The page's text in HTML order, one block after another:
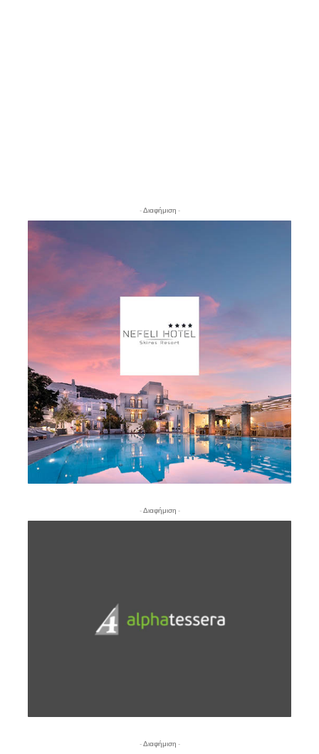
- Διαφήμιση -
- Διαφήμιση -
- Διαφήμιση -